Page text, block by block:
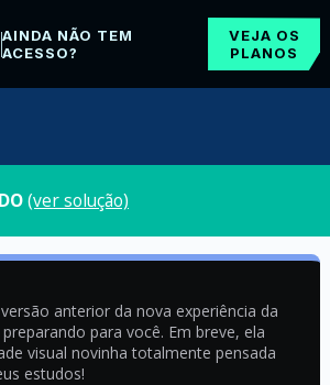
AINDA NÃO TEM
ACESSO?
VEJA OS
PLANOS
(ver solução)
anterior da nova experiência da
para você. Em breve, ela
visual novinha totalmente pensada
estudos!